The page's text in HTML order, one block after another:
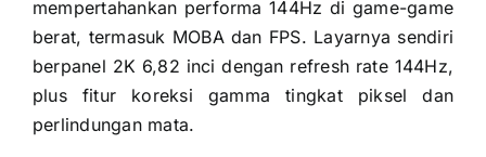
mempertahankan performa 144Hz di game-game
berat, termasuk MOBA dan FPS. Layarnya sendiri
berpanel 2K 6,82 inci dengan refresh rate 144Hz,
plus fitur koreksi gamma tingkat piksel dan
perlindungan mata.